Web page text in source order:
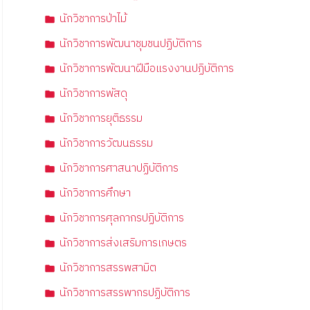
นักวิชาการป่าไม้
นักวิชาการพัฒนาชุมชนปฏิบัติการ
นักวิชาการพัฒนาฝีมือแรงงานปฏิบัติการ
นักวิชาการพัสดุ
นักวิชาการยุติธรรม
นักวิชาการวัฒนธรรม
นักวิชาการศาสนาปฏิบัติการ
นักวิชาการศึกษา
นักวิชาการศุลกากรปฏิบัติการ
นักวิชาการส่งเสริมการเกษตร
นักวิชาการสรรพสามิต
นักวิชาการสรรพากรปฏิบัติการ